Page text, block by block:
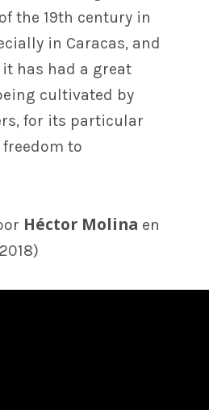
the 19th century in
in Caracas, and
has had a great
cultivated by
for its particular
to
Héctor Molina en